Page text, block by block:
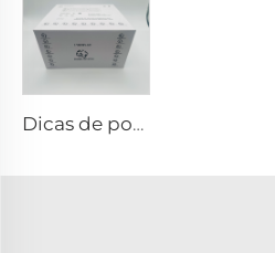
Dicas de pontas RF pixel8